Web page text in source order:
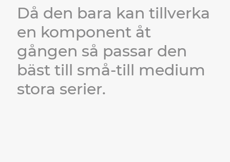
Då den bara kan tillverka
en komponent åt
gången så passar den
bäst till små-till medium
stora serier.